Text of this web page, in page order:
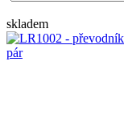
skladem